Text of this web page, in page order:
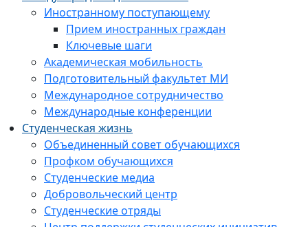
Иностранному поступающему
Прием иностранных граждан
Ключевые шаги
Академическая мобильность
Подготовительный факультет МИ
Международное сотрудничество
Международные конференции
Студенческая жизнь
Объединенный совет обучающихся
Профком обучающихся
Студенческие медиа
Добровольческий центр
Студенческие отряды